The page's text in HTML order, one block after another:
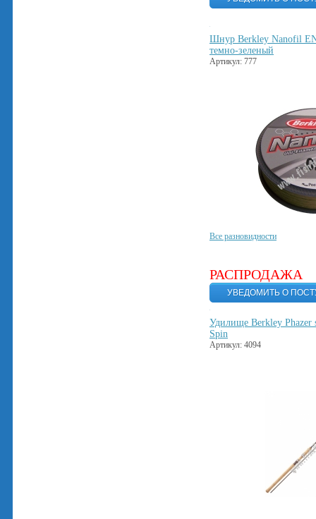
Шнур Berkley Nanofil
темно-зеленый
Артикул: 777
Все разновидности
РАСПРОДАЖА
Удилище Berkley Phazer
Spin
Артикул: 4094